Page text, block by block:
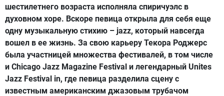
шестилетнего возраста исполняла спиричуэлс в
духовном хоре. Вскоре певица открыла для себя еще
одну музыкальную стихию – jazz, который навсегда
вошел в ее жизнь. За свою карьеру Текора Роджерс
была участницей множества фестивалей, в том числе
и Chicago Jazz Magazine Festival и легендарный Unites
Jazz Festival in, где певица разделила сцену с
известным американским джазовым трубачом